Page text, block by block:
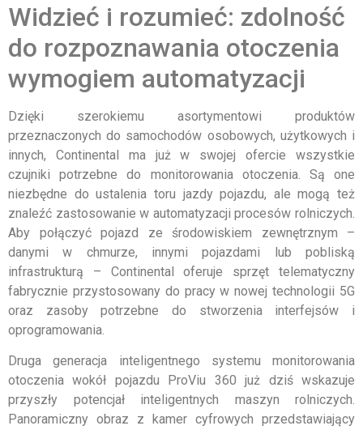
Widzieć i rozumieć: zdolność
do rozpoznawania otoczenia
wymogiem automatyzacji
Dzięki szerokiemu asortymentowi produktów
przeznaczonych do samochodów osobowych, użytkowych i
innych, Continental ma już w swojej ofercie wszystkie
czujniki potrzebne do monitorowania otoczenia. Są one
niezbędne do ustalenia toru jazdy pojazdu, ale mogą też
znaleźć zastosowanie w automatyzacji procesów rolniczych.
Aby połączyć pojazd ze środowiskiem zewnętrznym –
danymi w chmurze, innymi pojazdami lub pobliską
infrastrukturą – Continental oferuje sprzęt telematyczny
fabrycznie przystosowany do pracy w nowej technologii 5G
oraz zasoby potrzebne do stworzenia interfejsów i
oprogramowania.
Druga generacja inteligentnego systemu monitorowania
otoczenia wokół pojazdu ProViu 360 już dziś wskazuje
przyszły potencjał inteligentnych maszyn rolniczych.
Panoramiczny obraz z kamer cyfrowych przedstawiający